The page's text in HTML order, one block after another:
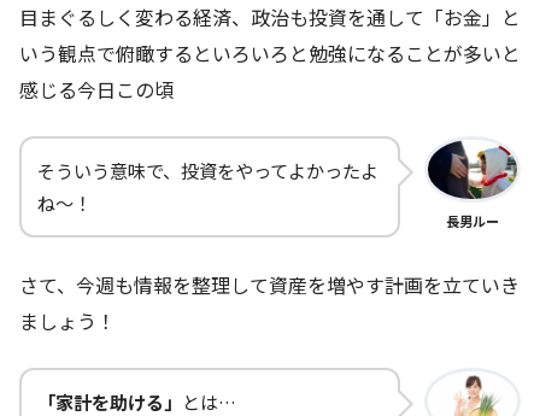
目まぐるしく変わる経済、政治も投資を通して「お金」と
いう観点で俯瞰するといろいろと勉強になることが多いと
感じる今日この頃
そういう意味で、投資をやってよかったよ
ね～！
長男ルー
さて、今週も情報を整理して資産を増やす計画を立ていき
ましょう！
「家計を助ける」 とは…